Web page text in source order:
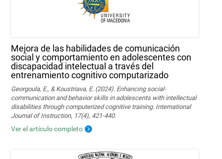
Mejora de las habilidades de comunicación
social y comportamiento en adolescentes con
discapacidad intelectual a través del
entrenamiento cognitivo computarizado
Georgoula, E., & Koustriava, E. (2024). Enhancing social-
communication and behavior skills in adolescents with intellectual
disabilities through computerized cognitive training. International
Journal of Instruction, 17(4), 421-440.
Ver el artículo completo